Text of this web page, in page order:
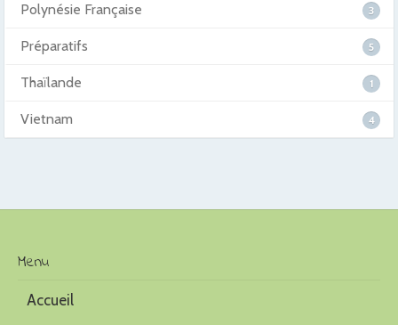
Polynésie Française 3
Préparatifs 5
Thaïlande 1
Vietnam 4
Menu
Accueil